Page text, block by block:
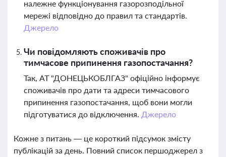
належне функціонування газорозподільної
мережі відповідно до правил та стандартів.
Джерело
Чи повідомляють споживачів про
тимчасове припинення газопостачання?
Так, АТ "ДОНЕЦЬКОБЛГАЗ" офіційно інформує
споживачів про дати та адреси тимчасового
припинення газопостачання, щоб вони могли
підготуватися до відключення. Джерело
Кожне з питань — це короткий підсумок змісту
публікацій за день. Повний список першоджерел з